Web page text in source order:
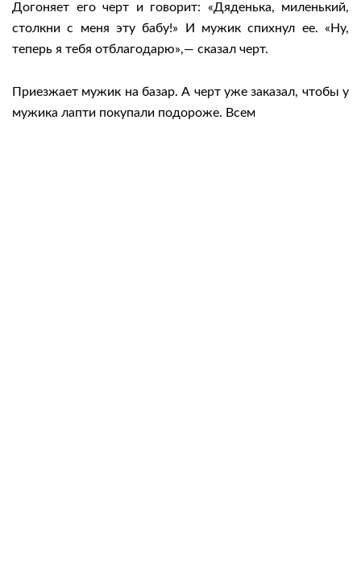
Догоняет его черт и говорит: «Дяденька, миленький,
столкни с меня эту бабу!» И мужик спихнул ее. «Ну,
теперь я тебя отблагодарю»,— сказал черт.
Приезжает мужик на базар. А черт уже заказал, чтобы у
мужика лапти покупали подороже. Всем